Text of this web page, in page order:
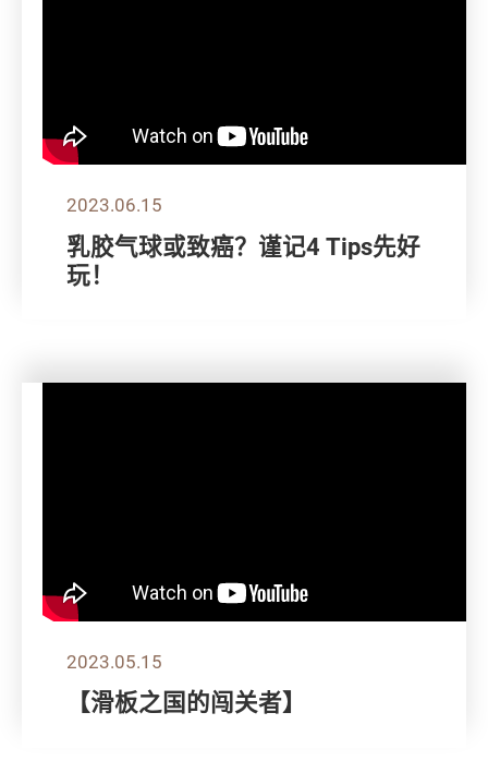
2023.06.15
乳胶气球或致癌？谨记4 Tips先好
玩！
2023.05.15
【滑板之国的闯关者】